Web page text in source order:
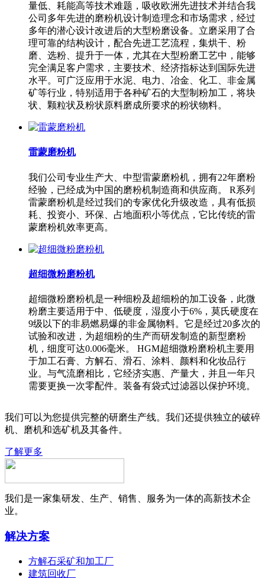
量低、耗能高等技术难题，吸收欧洲先进技术并结合我
公司多年先进的磨粉机设计制造理念和市场需求，经过
多年的潜心设计改进后的大型粉磨设备。立磨采用了合
理可靠的结构设计，配合先进工艺流程，集烘干、粉
磨、选粉、提升于一体，尤其在大型粉磨工艺中，能够
完全满足客户需求，主要技术、经济指标达到国际先进
水平。可广泛应用于水泥、电力、冶金、化工、非金属
矿等行业，特别适用于各种矿石的大型制粉加工，将块
状、颗粒状及粉状原料磨成所要求的粉状物料。
雷蒙磨粉机
我们公司专业生产大、中型雷蒙磨粉机，拥有22年磨粉
经验，已经成为中国的磨粉机制造商和供应商。 R系列
雷蒙磨粉机是经过我们的专家优化升级改造，具有低损
耗、投资小、环保、占地面积小等优点，它比传统的雷
蒙磨粉机效率更高。
超细微粉磨粉机
超细微粉磨粉机是一种细粉及超细粉的加工设备，此微
粉磨主要适用于中、低硬度，湿度小于6%，莫氏硬度在
9级以下的非易燃易爆的非金属物料。它是经过20多次的
试验和改进，为超细粉的生产而研发制造的新型磨粉
机，细度可达0.006毫米。 HGM超细微粉磨粉机主要用
于加工石膏、方解石、滑石、涂料、颜料和化妆品行
业。与气流磨相比，它经济实惠、产量大，并且一年只
需要更换一次零配件。装备有袋式过滤器以保护环境。
我们可以为您提供完整的研磨生产线。我们还提供独立的破碎
机、磨机和选矿机及其备件。
了解更多
我们是一家集研发、生产、销售、服务为一体的高新技术企
业。
解决方案
方解石采矿和加工厂
建筑回收厂